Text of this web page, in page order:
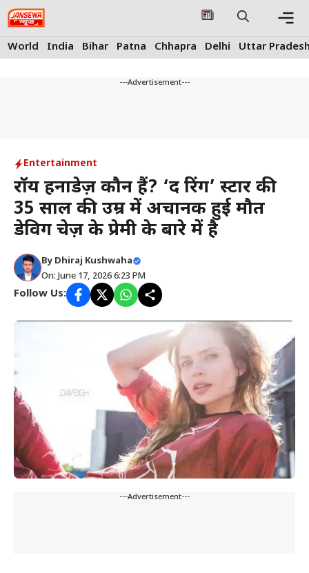
Skip
to
content
World India Bihar Patna Chhapra Delhi Uttar
---Advertisement---
Entertainment
रॉय हर्नांडेज़ कौन हैं? ‘द रिंग’ स्टार की
35 साल की उम्र में अचानक हुई मौत
डेविग चेज़ के प्रेमी के बारे में है
By Dhiraj Kushwaha
On: June 17, 2026 6:23 PM
Follow Us:
---Advertisement---